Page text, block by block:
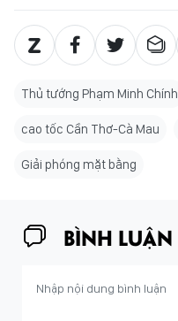
Thủ tướng Phạm Minh Chính
cao tốc Cần Thơ-Cà Mau
Giải phóng mặt bằng
BÌNH LUẬN